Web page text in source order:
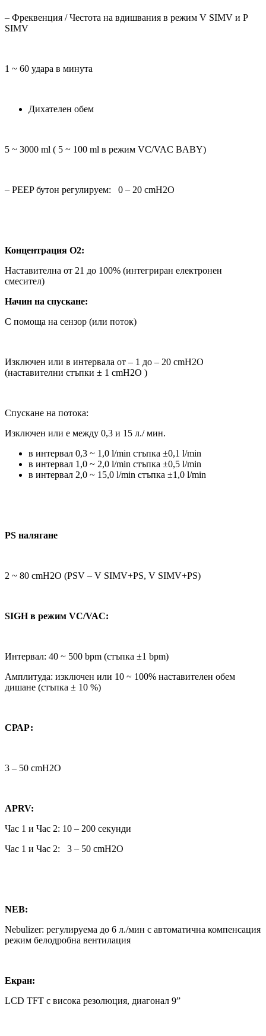
– Фреквенция / Честота на вдишвания в режим V SIMV и P
SIMV
1 ~ 60 удара в минута
Дихателен обем
5 ~ 3000 ml ( 5 ~ 100 ml в режим VC/VAC BABY)
– PEEP бутон регулируем: 0 – 20 cmH2O
Концентрация О2:
Наставителна от 21 до 100% (интегриран електронен
смесител)
Начин на спускане:
С помоща на сензор (или поток)
Изключен или в интервала от – 1 до – 20 cmH2O
(наставителни стъпки ± 1 cmH2O )
Спускане на потока:
Изключен или е между 0,3 и 15 л./ мин.
в интервал 0,3 ~ 1,0 l/min стъпка ±0,1 l/min
в интервал 1,0 ~ 2,0 l/min стъпка ±0,5 l/min
в интервал 2,0 ~ 15,0 l/min стъпка ±1,0 l/min
PS налягане
2 ~ 80 cmH2O (PSV – V SIMV+PS, V SIMV+PS)
SIGH в режим VC/VAC:
Интервал: 40 ~ 500 bpm (стъпка ±1 bpm)
Амплитуда: изключен или 10 ~ 100% наставителен обем
дишане (стъпка ± 10 %)
СРАР:
3 – 50 cmH2O
APRV:
Час 1 и Час 2: 10 – 200 секунди
Час 1 и Час 2: 3 – 50 cmH2O
NEB:
Nebulizer: регулируема до 6 л./мин с автоматична компенсация
режим белодробна вентилация
Екран:
LCD TFT с висока резолюция, диагонал 9”